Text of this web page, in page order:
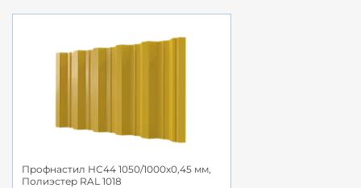
Профнастил НС44 1050/1000x0,45 мм,
Полиэстер RAL 1018